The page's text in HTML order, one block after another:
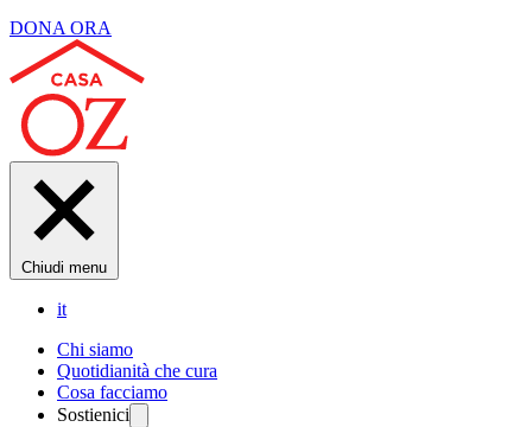
DONA ORA
Chiudi menu
it
Chi siamo
Quotidianità che cura
Cosa facciamo
Sostienici